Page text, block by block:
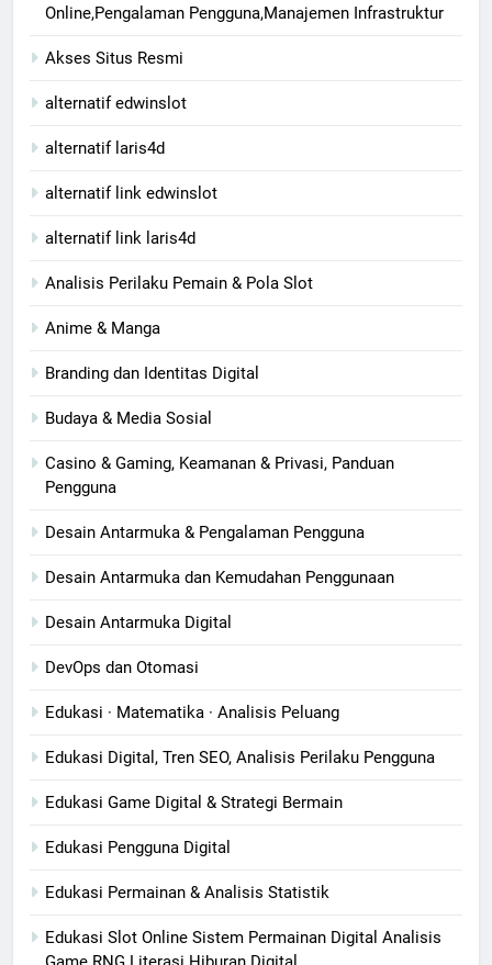
Online,Pengalaman Pengguna,Manajemen Infrastruktur
Akses Situs Resmi
alternatif edwinslot
alternatif laris4d
alternatif link edwinslot
alternatif link laris4d
Analisis Perilaku Pemain & Pola Slot
Anime & Manga
Branding dan Identitas Digital
Budaya & Media Sosial
Casino & Gaming, Keamanan & Privasi, Panduan
Pengguna
Desain Antarmuka & Pengalaman Pengguna
Desain Antarmuka dan Kemudahan Penggunaan
Desain Antarmuka Digital
DevOps dan Otomasi
Edukasi · Matematika · Analisis Peluang
Edukasi Digital, Tren SEO, Analisis Perilaku Pengguna
Edukasi Game Digital & Strategi Bermain
Edukasi Pengguna Digital
Edukasi Permainan & Analisis Statistik
Edukasi Slot Online Sistem Permainan Digital Analisis